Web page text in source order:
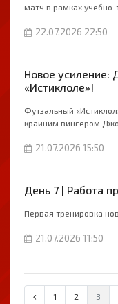
матч в рамках учебно-
22.07.2026 22:50
Новое
«Истиклоле»!
Футзальный
крайним вингером
21.07.2026 15:50
День 7 | Работа
Первая тренировка
21.07.2026 11:50
1 2 3